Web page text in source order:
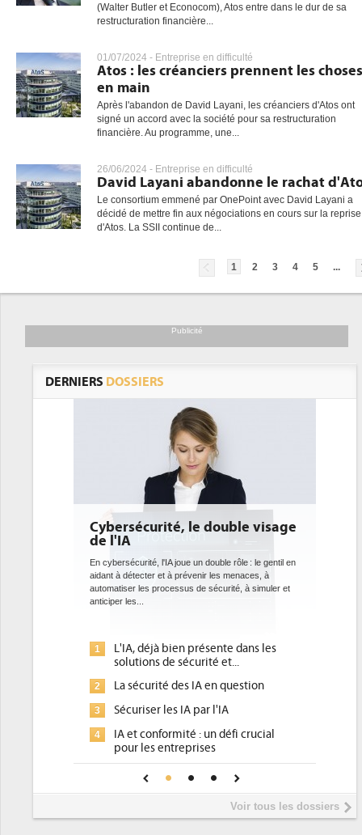
(Walter Butler et Econocom), Atos entre dans le dur de sa
restructuration financière...
01/07/2024 - Entreprise en difficulté
Atos : les créanciers prennent les choses
en main
Après l'abandon de David Layani, les créanciers d'Atos ont
signé un accord avec la société pour sa restructuration
financière. Au programme, une...
26/06/2024 - Entreprise en difficulté
David Layani abandonne le rachat
Le consortium emmené par OnePoint avec David Layani a
décidé de mettre fin aux négociations en cours sur la reprise
d'Atos. La SSII continue de...
1 2 3 4 5 ...
Publicité
DERNIERS DOSSIERS
DEE: l'efficacité énergétique
bientôt une obligation pour les
datacenters
Des datacenters plus durables et plus efficaces, c'est
ce que recherchent les pouvoirs publics européens
avec la mise en oeuvre de la nouvelle Directive sur
1
Qu'est-ce que la DEE (directive
d'efficacité énergétique) ?
2
DEE, une pression administrative
place pour répondre à...
Phocea DC dans les cordes pour la
DEE
Interview de Fabrice Coquio,
président de Digital Realty...
Voir tous les dossiers